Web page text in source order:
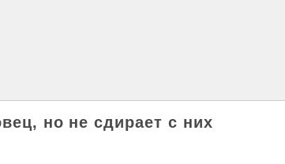
но не сдирает с них